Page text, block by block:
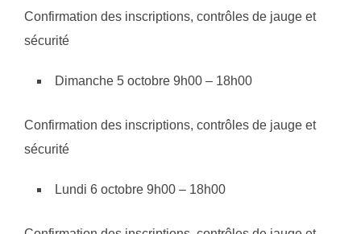
Confirmation des inscriptions, contrôles de jauge et
sécurité
Dimanche 5 octobre 9h00 – 18h00
Confirmation des inscriptions, contrôles de jauge et
sécurité
Lundi 6 octobre 9h00 – 18h00